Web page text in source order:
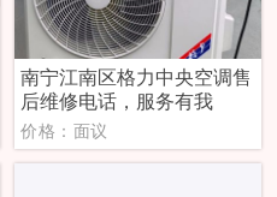
南宁江南区格力中央空调售
后维修电话，服务有我
价格：面议